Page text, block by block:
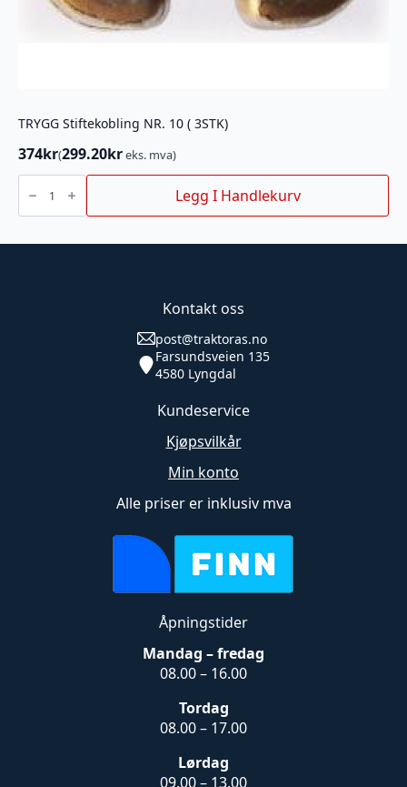
TRYGG Stiftekobling NR. 10 ( 3STK)
374kr(299.20kreks. mva)
TRYGG
Stiftekobling
NR.
10
antall
Legg I Handlekurv
Kontakt oss
post@traktoras.no
Farsundsveien 135
4580 Lyngdal
Kundeservice
Kjøpsvilkår
Min konto
Alle priser er inklusiv mva
Åpningstider
Mandag – fredag
08.00 – 16.00
Tordag
08.00 – 17.00
Lørdag
09.00 – 13.00